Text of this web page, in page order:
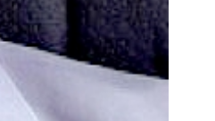
دکتر شیرازی کرم ترمیم زخم ایرانی را
ساخت!!!